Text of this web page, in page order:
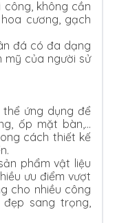
công, không cần
cương, gạch
đá có đa dạng
mỹ của người sử
thể ứng dụng để
ốp mặt bàn,…
cách thiết kế
phẩm vật liệu
ưu điểm vượt
cho nhiều công
sang trọng,